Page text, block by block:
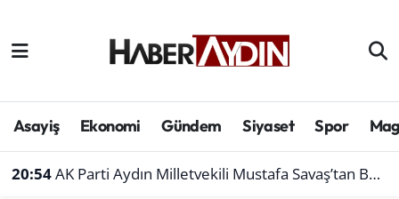
Asayiş Ekonomi Gündem Siyaset Spor
20:54AK Parti Aydın Milletvekili Mustafa Savaş’tan Bakan Yumaklı’ya ziyaret
Afyonkarahisar
Çevre
Aydın Hava Durumu
Süper Lig Puan Durumu ve Fikstür